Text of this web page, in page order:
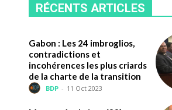
RÉCENTS ARTICLES
Gabon : Les 24 imbroglios,
contradictions et
incohérences les plus criards
de la charte de la transition
BDP - 11 Oct 2023